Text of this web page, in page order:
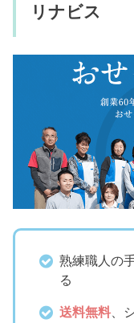
リナビス
熟練職人の
る
送料無料、